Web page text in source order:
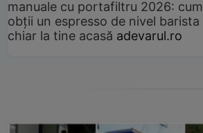
manuale cu portafiltru 2026: cum
obții un espresso de nivel barista
chiar la tine acasă adevarul.ro